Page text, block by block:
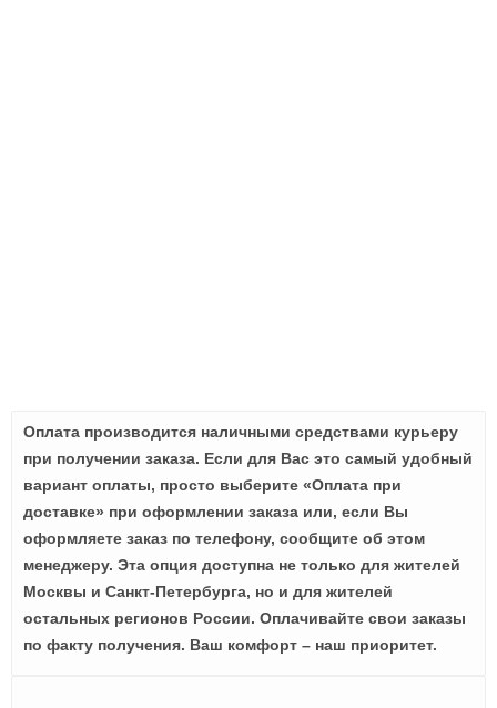
Оплата производится наличными средствами курьеру
при получении заказа. Если для Вас это самый удобный
вариант оплаты, просто выберите «Оплата при
доставке» при оформлении заказа или, если Вы
оформляете заказ по телефону, сообщите об этом
менеджеру. Эта опция доступна не только для жителей
Москвы и Санкт-Петербурга, но и для жителей
остальных регионов России. Оплачивайте свои заказы
по факту получения. Ваш комфорт – наш приоритет.